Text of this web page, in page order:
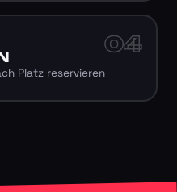
04
Platz reservieren